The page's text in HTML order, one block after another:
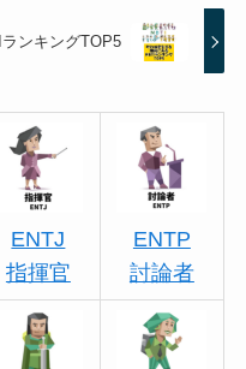
ンキングTOP5
ENTJ
指揮官
ENTP
討論者